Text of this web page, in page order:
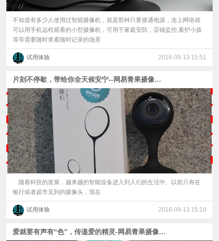
不知道有多少人使用过智能摄像机，就是那种只要接通电源，连上网络就
可以用手机远程观看的小型摄像机，可用于家庭安防，店铺监控,看护小孩
等等需要随时查看随时记录的场景
试用体验 2016-09-13 15:51
片刻不停歇，带给你全天候安宁--网易青果摄像机精灵版测评
随着科技的发展，越来越的智能设备进入到人们的生活中。以前只有在
银行或者超市见到的摄像头，现在
试用体验 2016-09-13 15:19
爱就要有声有“色”，传递爱的精灵-网易青果摄像机用户体验